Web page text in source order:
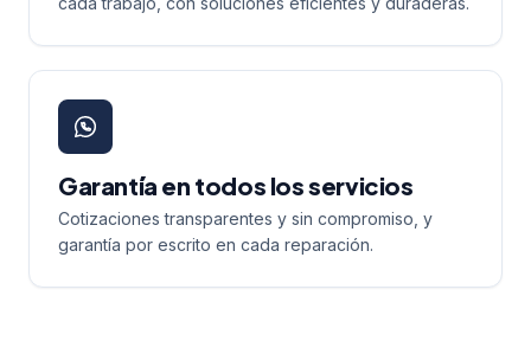
Garantía en todos los servicios
Cotizaciones transparentes y sin compromiso, y
garantía por escrito en cada reparación.